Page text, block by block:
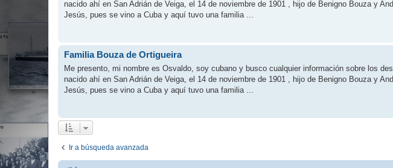
nacido ahí en San Adrián de Veiga, el 14 de noviembre de 1901 , hijo de Benigno Bouza y
Jesús, pues se vino a Cuba y aquí tuvo una familia ...
Familia Bouza de Ortigueira
Me presento, mi nombre es Osvaldo, soy cubano y busco cualquier información sobre los
nacido ahí en San Adrián de Veiga, el 14 de noviembre de 1901 , hijo de Benigno Bouza y
Jesús, pues se vino a Cuba y aquí tuvo una familia ...
Ir a búsqueda avanzada